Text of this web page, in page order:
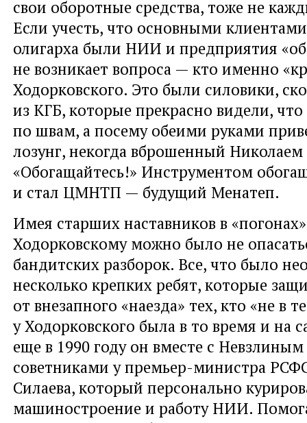
свои оборотные средства, тоже не
Если учесть, что основными
олигарха были НИИ и предприятия
не возникает вопроса — кто именно
Ходорковского. Это были силовики,
из КГБ, которые прекрасно видели,
по швам, а посему обеими руками
лозунг, некогда вброшенный
«Обогащайтесь!» Инструментом
и стал ЦМНТП — будущий Менатеп.
Имея старших наставников в
Ходорковскому можно было не
бандитских разборок. Все, что было
несколько крепких ребят, которые
от внезапного «наезда» тех, кто «не в
у Ходорковского была в то время и на
еще в 1990 году он вместе с Невзлиным
советниками у премьер-министра
Силаева, который персонально
машиностроение и работу НИИ.